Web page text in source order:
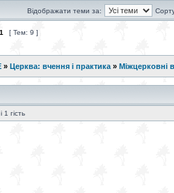
Відображати теми за:
1 [ Тем: 9 ]
» Церква: вчення і практика » Міжцерковні
гість